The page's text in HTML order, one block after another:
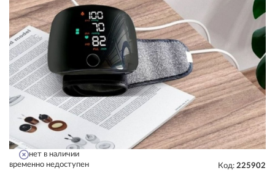
нет в наличии
временно недоступен
Код: 225902